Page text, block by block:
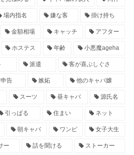
場内指名 嫌な客 掛け持ち
金額相場 キャッチ アフター
ホステス 年齢 小悪魔ageha
派遣 客が喜ぶしぐさ
告 嫉妬 他のキャバ嬢
スーツ 昼キャバ 源氏名
引っぱる 住まい ネット
朝キャバ ワンピ 女子大生
ー 話を聞ける ストーカー